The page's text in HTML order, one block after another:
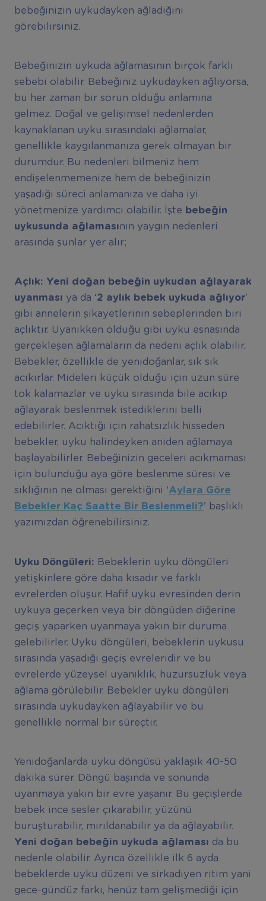
bebeğinizin uykudayken ağladığını
görebilirsiniz.
Bebeğinizin uykuda ağlamasının birçok farklı
sebebi olabilir. Bebeğiniz uykudayken ağlıyorsa,
bu her zaman bir sorun olduğu anlamına
gelmez. Doğal ve gelişimsel nedenlerden
kaynaklanan uyku sırasındaki ağlamalar,
genellikle kaygılanmanıza gerek olmayan bir
durumdur. Bu nedenleri bilmeniz hem
endişelenmemenize hem de bebeğinizin
yaşadığı süreci anlamanıza ve daha iyi
yönetmenize yardımcı olabilir. İşte bebeğin
uykusunda ağ lamasının yaygın nedenleri
arasında şunlar yer alır;
Açl ık: Yeni doğan bebeğin uykudan ağlayarak
uyanması ya da ‘2 ayl ık bebek uykuda ağl ıyor’
gibi annelerin şikayetlerinin sebeplerinden biri
açlıktır. Uyanıkken olduğu gibi uyku esnasında
gerçekleşen ağlamaların da nedeni açlık olabilir.
Bebekler, özellikle de yenidoğanlar, sık sık
acıkırlar. Mideleri küçük olduğu için uzun süre
tok kalamazlar ve uyku sırasında bile acıkıp
ağlayarak beslenmek istediklerini belli
edebilirler. Acıktığı için rahatsızlık hisseden
bebekler, uyku halindeyken aniden ağlamaya
başlayabilirler. Bebeğinizin geceleri acıkmaması
için bulunduğu aya göre beslenme süresi ve
sıklığının ne olması gerektiğini ‘Aylara Göre
Bebekler Kaç Saatte Bir Beslenmeli?’ başlıklı
yazımızdan öğrenebilirsiniz.
Uyku Döngüleri: Bebeklerin uyku döngüleri
yetişkinlere göre daha kısadır ve farklı
evrelerden oluşur. Hafif uyku evresinden derin
uykuya geçerken veya bir döngüden diğerine
geçiş yaparken uyanmaya yakın bir duruma
gelebilirler. Uyku döngüleri, bebeklerin uykusu
sırasında yaşadığı geçiş evreleridir ve bu
evrelerde yüzeysel uyanıklık, huzursuzluk veya
ağlama görülebilir. Bebekler uyku döngüleri
sırasında uykudayken ağlayabilir ve bu
genellikle normal bir süreçtir.
Yenidoğanlarda uyku döngüsü yaklaşık 40-50
dakika sürer. Döngü başında ve sonunda
uyanmaya yakın bir evre yaşanır. Bu geçişlerde
bebek ince sesler çıkarabilir, yüzünü
buruşturabilir, mırıldanabilir ya da ağlayabilir.
Yeni doğan bebeğin uykuda ağlaması da bu
nedenle olabilir. Ayrıca özellikle ilk 6 ayda
bebeklerde uyku düzeni ve sirkadiyen ritim yani
gece-gündüz farkı, henüz tam gelişmediği için